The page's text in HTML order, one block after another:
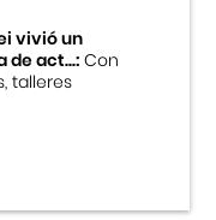
vivió un
de act...:Con
talleres